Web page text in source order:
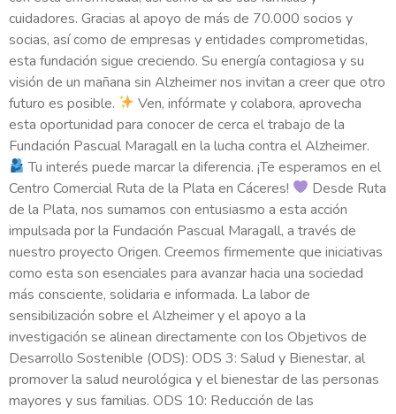
cuidadores. Gracias al apoyo de más de 70.000 socios y
socias, así como de empresas y entidades comprometidas,
esta fundación sigue creciendo. Su energía contagiosa y su
visión de un mañana sin Alzheimer nos invitan a creer que otro
futuro es posible.
Ven, infórmate y colabora, aprovecha
esta oportunidad para conocer de cerca el trabajo de la
Fundación Pascual Maragall en la lucha contra el Alzheimer.
Tu interés puede marcar la diferencia. ¡Te esperamos en el
Centro Comercial Ruta de la Plata en Cáceres!
Desde Ruta
de la Plata, nos sumamos con entusiasmo a esta acción
impulsada por la Fundación Pascual Maragall, a través de
nuestro proyecto Origen. Creemos firmemente que iniciativas
como esta son esenciales para avanzar hacia una sociedad
más consciente, solidaria e informada. La labor de
sensibilización sobre el Alzheimer y el apoyo a la
investigación se alinean directamente con los Objetivos de
Desarrollo Sostenible (ODS): ODS 3: Salud y Bienestar, al
promover la salud neurológica y el bienestar de las personas
mayores y sus familias. ODS 10: Reducción de las